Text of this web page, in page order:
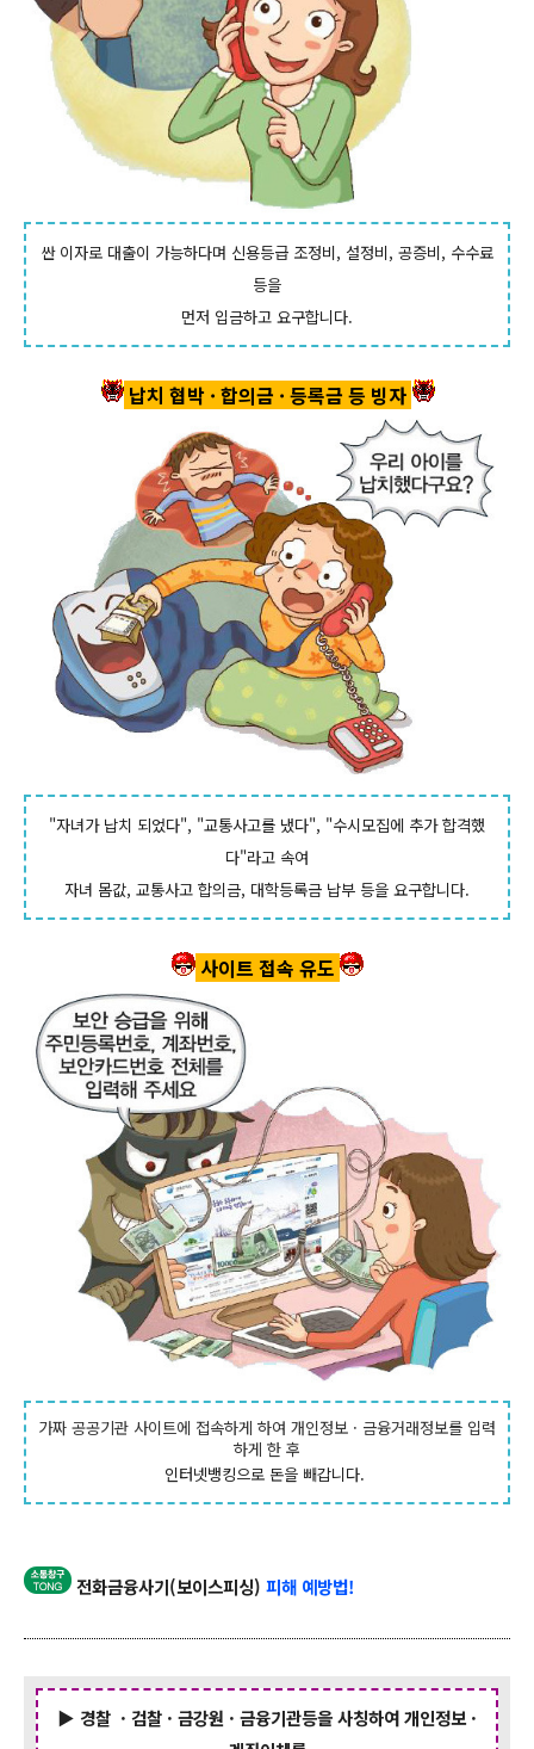
싼 이자로 대출이 가능하다며 신용등급 조정비, 설정비, 공증비, 수수료
등을
먼저 입금하고 요구합니다.
납치 협박 · 합의금 · 등록금 등 빙자
"자녀가 납치 되었다", "교통사고를 냈다", "수시모집에 추가 합격했
다"라고 속여
자녀 몸값, 교통사고 합의금, 대학등록금 납부 등을 요구합니다.
사이트 접속 유도
가짜 공공기관 사이트에 접속하게 하여 개인정보 · 금융거래정보를 입력
하게 한 후
인터넷뱅킹으로 돈을 빼갑니다.
전화금융사기(보이스피싱) 피해 예방법!
▶ 경찰 · 검찰 · 금강원 · 금융기관등을 사칭하여 개인정보·